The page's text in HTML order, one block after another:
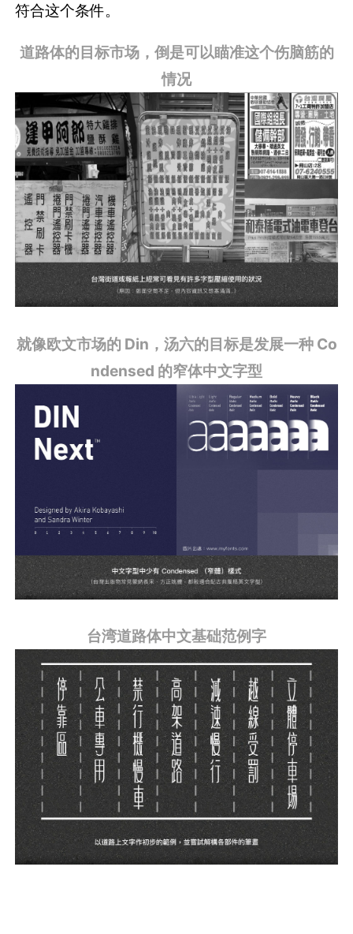
符合这个条件。
道路体的目标市场，倒是可以瞄准这个伤脑筋的
情况
就像欧文市场的 Din，汤六的目标是发展一种 Co
ndensed 的窄体中文字型
台湾道路体中文基础范例字